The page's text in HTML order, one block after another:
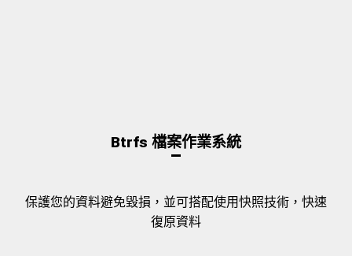
Btrfs 檔案作業系統
保護您的資料避免毀損，並可搭配使用快照技術，快速
復原資料